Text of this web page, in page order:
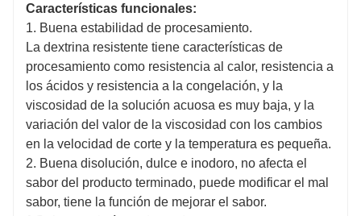
intestino grueso, el pH ácido puede favorecer el
crecimiento de bacterias beneficiosas, como las
bifidobacterias y los lactobacilos, porque tienen una
fuerte resistencia intrínseca al ácido.
Características funcionales:
1. Buena estabilidad de procesamiento.
La dextrina resistente tiene características de
procesamiento como resistencia al calor, resistencia a
los ácidos y resistencia a la congelación, y la
viscosidad de la solución acuosa es muy baja, y la
variación del valor de la viscosidad con los cambios
en la velocidad de corte y la temperatura es pequeña.
2. Buena disolución, dulce e inodoro, no afecta el
sabor del producto terminado, puede modificar el mal
sabor, tiene la función de mejorar el sabor.